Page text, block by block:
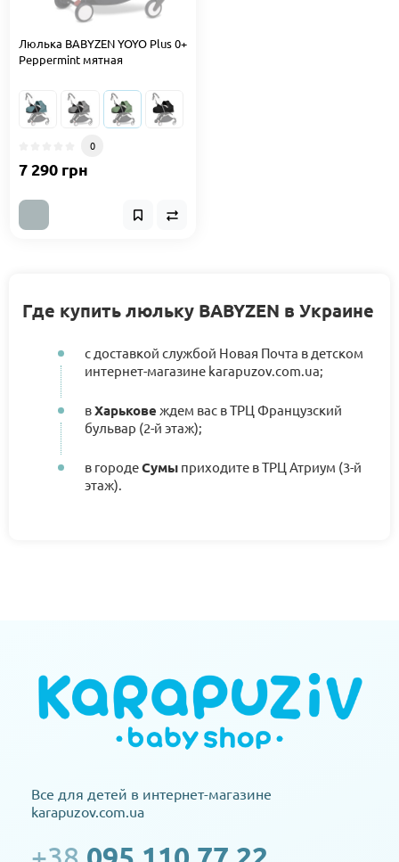
Люлька BABYZEN YOYO Plus 0+
Peppermint мятная
0
7 290 грн
Где купить люльку BABYZEN в Украине
с доставкой службой Новая Почта в детском
интернет-магазине karapuzov.com.ua;
вХарькове ждем вас в ТРЦ Французский
бульвар (2-й этаж);
в городеСумы приходите в ТРЦ Атриум (3-й
этаж).
Все для детей в интернет-магазине
karapuzov.com.ua